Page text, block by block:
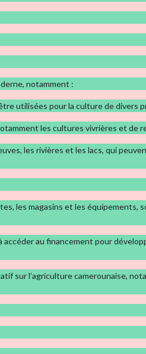
notamment :
utilisées pour la culture de divers
les cultures vivrières et de
les rivières et les lacs, qui
les magasins et les équipements,
au financement pour
sur l’agriculture camerounaise,